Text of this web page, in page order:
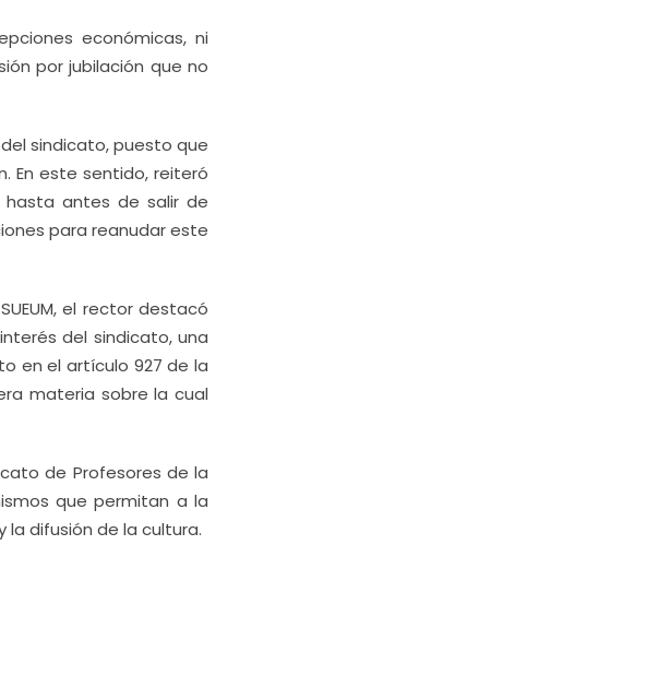
económicas, ni
por jubilación que no
sindicato, puesto que
En este sentido, reiteró
hasta antes de salir de
para reanudar este
el rector destacó
del sindicato, una
en el artículo 927 de la
materia sobre la cual
de Profesores de la
que permitan a la
difusión de la cultura.